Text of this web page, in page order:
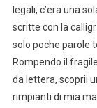
legali, c’era una
scritte con la
solo poche parole
Rompendo il
da lettera, scoprii
rimpianti di mia